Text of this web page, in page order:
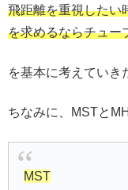
飛距離を重視したい
を求めるならチュー
を基本に考えていき
ちなみに、MSTと
MST